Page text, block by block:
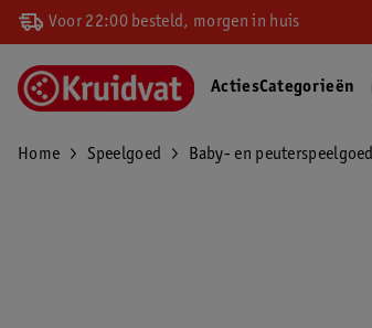
Voor 22:00 besteld, morgen in huis
ActiesCategorieën
Home Speelgoed Baby- en peuterspeelgoed